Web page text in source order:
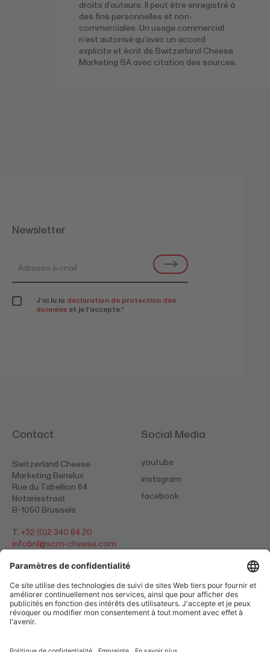
droits d’auteurs. Il peut être enregistré à
des fins personnelles et non-
commerciales. Un usage commercial
n’est autorisé qu’avec un accord
explicite et écrit de Switzerland Cheese
Marketing SA avec citation des sources.
Newsletter
J’ai lu la déclaration de protection des
données et je l’accepte.*
Contact
Switzerland Cheese
Marketing Benelux
Rue du Tabellion 64
Notarisstraat
B-1050 Brussels
T. +32 (0)2 340 84 20
infobnl@scm-cheese.com
Social Media
youtube
instagram
facebook